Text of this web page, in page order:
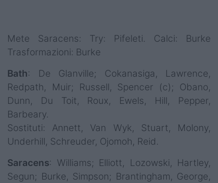
Mete Saracens: Try: Pifeleti. Calci: Burke
Trasformazioni: Burke
Bath: De Glanville; Cokanasiga, Lawrence,
Redpath, Muir; Russell, Spencer (c); Obano,
Dunn, Du Toit, Roux, Ewels, Hill, Pepper,
Barbeary.
Sostituti: Annett, Van Wyk, Stuart, Molony,
Underhill, Schreuder, Ojomoh, Reid.
Saracens: Williams; Elliott, Lozowski, Hartley,
Segun; Burke, Simpson; Brantingham, George,